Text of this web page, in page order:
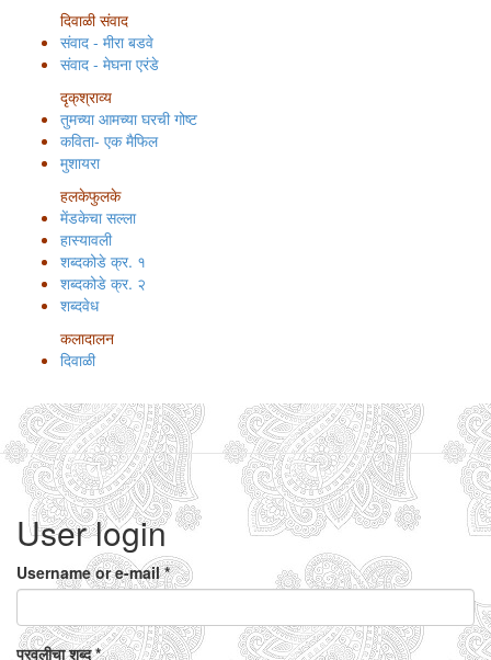
दिवाळी संवाद
संवाद - मीरा बडवे
संवाद - मेघना एरंडे
दृक्‌श्राव्य
तुमच्या आमच्या घरची गोष्ट
कविता- एक मैफिल
मुशायरा
हलकेफुलके
मेंडकेचा सल्ला
हास्यावली
शब्दकोडे क्र. १
शब्दकोडे क्र. २
शब्दवेध
कलादालन
दिवाळी
User login
Username or e-mail*
परवलीचा शब्द*